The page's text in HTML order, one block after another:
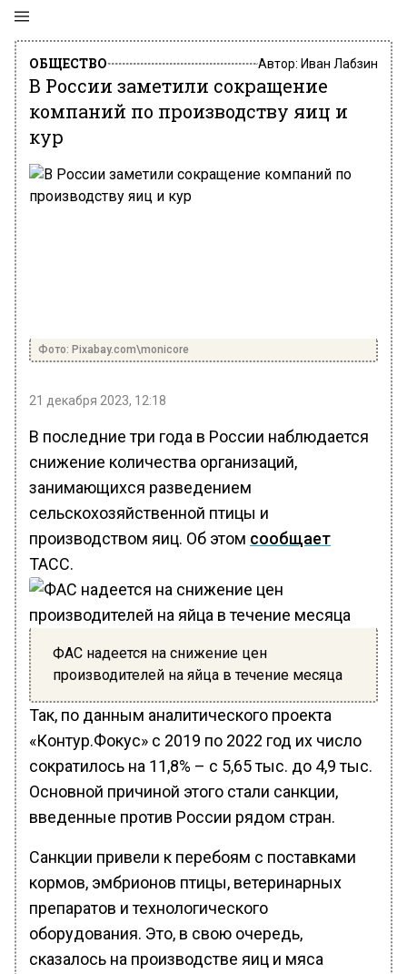
ОБЩЕСТВО Автор: Иван Лабзин
В России заметили сокращение
компаний по производству яиц и
кур
Фото: Pixabay.com\monicore
21 декабря 2023, 12:18
В последние три года в России наблюдается
снижение количества организаций,
занимающихся разведением
сельскохозяйственной птицы и
производством яиц. Об этом сообщает
ТАСС.
ФАС надеется на снижение цен
производителей на яйца в течение месяца
Так, по данным аналитического проекта
«Контур.Фокус» с 2019 по 2022 год их число
сократилось на 11,8% – с 5,65 тыс. до 4,9 тыс.
Основной причиной этого стали санкции,
введенные против России рядом стран.
Санкции привели к перебоям с поставками
кормов, эмбрионов птицы, ветеринарных
препаратов и технологического
оборудования. Это, в свою очередь,
сказалось на производстве яиц и мяса